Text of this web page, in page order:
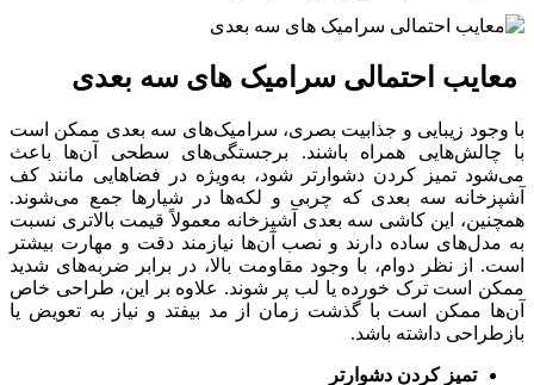
معایب احتمالی سرامیک های سه بعدی
با وجود زیبایی و جذابیت بصری، سرامیک‌های سه‌ بعدی ممکن است
با چالش‌هایی همراه باشند. برجستگی‌های سطحی آن‌ها باعث
می‌شود تمیز کردن دشوارتر شود، به‌ویژه در فضاهایی مانند کف
آشپزخانه سه بعدی که چربی و لکه‌ها در شیارها جمع می‌شوند.
همچنین، این کاشی سه بعدی آشپزخانه معمولاً قیمت بالاتری نسبت
به مدل‌های ساده دارند و نصب آن‌ها نیازمند دقت و مهارت بیشتر
است. از نظر دوام، با وجود مقاومت بالا، در برابر ضربه‌های شدید
ممکن است ترک‌ خورده یا لب‌ پر شوند. علاوه بر این، طراحی خاص
آن‌ها ممکن است با گذشت زمان از مد بیفتد و نیاز به تعویض یا
بازطراحی داشته باشد.
تمیز کردن دشوارتر